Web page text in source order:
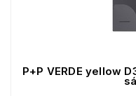
P+P VERDE yellow